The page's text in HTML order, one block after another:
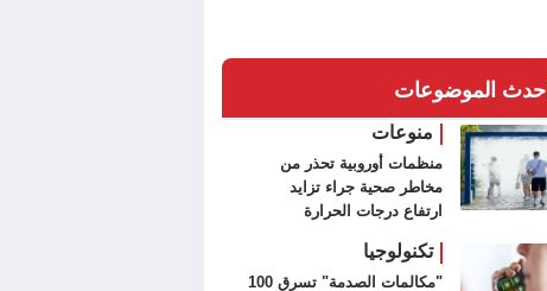
أحدث الموضوعات
منوعات
منظمات أوروبية تحذر من
مخاطر صحية جراء تزايد
ارتفاع درجات الحرارة
تكنولوجيا
"مكالمات الصدمة" تسرق 100